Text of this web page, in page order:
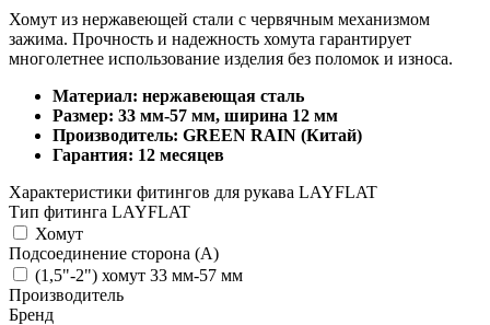
Хомут из нержавеющей стали с червячным механизмом
зажима. Прочность и надежность хомута гарантирует
многолетнее использование изделия без поломок и износа.
Материал: нержавеющая сталь
Размер: 33 мм-57 мм, ширина 12 мм
Производитель: GREEN RAIN (Китай)
Гарантия: 12 месяцев
Характеристики фитингов для рукава LAYFLAT
Тип фитинга LAYFLAT
Хомут
Подсоединение сторона (A)
(1,5"-2") хомут 33 мм-57 мм
Производитель
Бренд